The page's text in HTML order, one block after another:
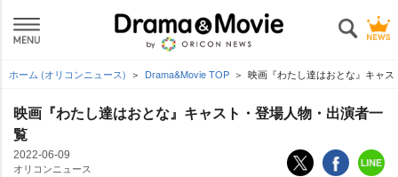
ホーム (オリコンニュース) Drama&Movie TOP 映画『わたし達はおとな』キャ
映画『わたし達はおとな』キャスト・登場人物・出演者一
覧
2022-06-09
オリコンニュース